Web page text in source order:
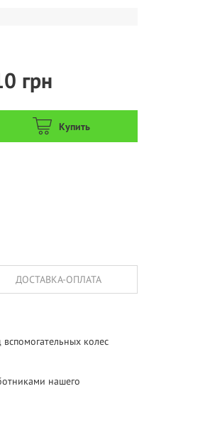
грн
Купить
ДОСТАВКА-ОПЛАТА
колес
нашего